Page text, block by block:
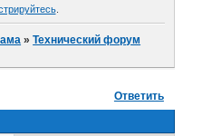
.
»Технический форум
Ответить